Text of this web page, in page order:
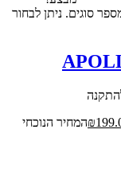
סוגים. ניתן לבחור
₪המחיר הנוכחי